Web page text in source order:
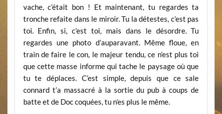
vache, c’était bon ! Et maintenant, tu regardes ta
tronche refaite dans le miroir. Tu la détestes, c’est pas
toi. Enfin, si, c’est toi, mais dans le désordre. Tu
regardes une photo d’auparavant. Même floue, en
train de faire le con, le majeur tendu, ce n’est plus toi
que cette masse informe qui tache le paysage où que
tu te déplaces. C’est simple, depuis que ce sale
connard t’a massacré à la sortie du pub à coups de
batte et de Doc coquées, tu n’es plus le même.